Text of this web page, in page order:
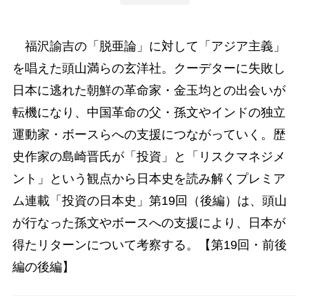
福沢諭吉の「脱亜論」に対して「アジア主義」
を唱えた頭山満らの玄洋社。クーデターに失敗し
日本に逃れた朝鮮の革命家・金玉均との出会いが
転機になり、中国革命の父・孫文やインドの独立
運動家・ボースらへの支援につながっていく。歴
史作家の島崎晋氏が「投資」と「リスクマネジメ
ント」という観点から日本史を読み解くプレミア
ム連載「投資の日本史」第19回（後編）は、頭山
が行なった孫文やボースへの支援により、日本が
得たリターンについて考察する。【第19回・前後
編の後編】